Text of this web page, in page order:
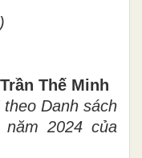
Thế Minh
Danh sách
năm 2024 của